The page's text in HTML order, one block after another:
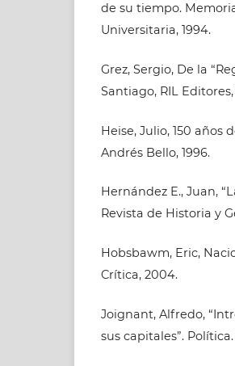
de su tiempo.
Universitaria, 1994.
Grez, Sergio, De la
Santiago, RIL
Heise, Julio, 150
Andrés Bello, 1996.
Hernández E., Juan,
Revista de Historia y
Hobsbawm, Eric,
Crítica, 2004.
Joignant, Alfredo,
sus capitales”.